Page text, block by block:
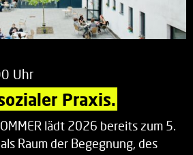
Uhr
Praxis.
lädt 2026 bereits zum 5.
Raum der Begegnung, des